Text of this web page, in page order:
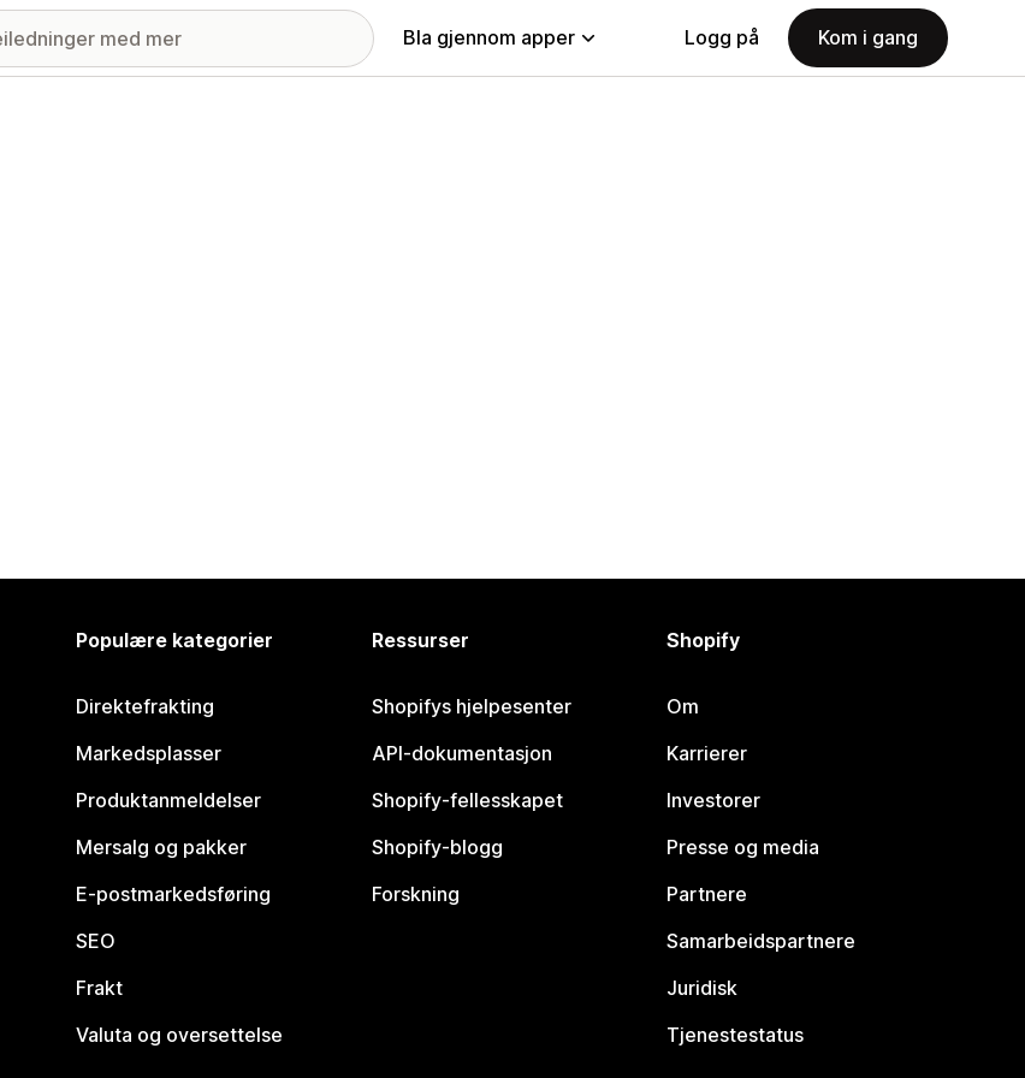
Bla gjennom apper Logg på Kom i gang
Populære kategorier
Direktefrakting
Markedsplasser
Produktanmeldelser
Mersalg og pakker
E-postmarkedsføring
SEO
Frakt
Valuta og oversettelse
Ressurser
Shopifys hjelpesenter
API-dokumentasjon
Shopify-fellesskapet
Shopify-blogg
Forskning
Shopify
Om
Karrierer
Investorer
Presse og media
Partnere
Samarbeidspartnere
Juridisk
Tjenestestatus